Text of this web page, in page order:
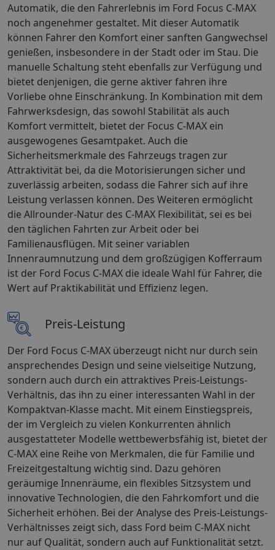
Automatik, die den Fahrerlebnis im Ford Focus C-MAX
noch angenehmer gestaltet. Mit dieser Automatik
können Fahrer den Komfort einer sanften Gangwechsel
genießen, insbesondere in der Stadt oder im Stau. Die
manuelle Schaltung steht ebenfalls zur Verfügung und
bietet denjenigen, die gerne aktiver fahren ihre
Vorliebe ohne Einschränkung. In Kombination mit dem
Fahrwerksdesign, das sowohl Stabilität als auch
Komfort vermittelt, bietet der Focus C-MAX ein
ausgewogenes Gesamtpaket. Auch die
Sicherheitsmerkmale des Fahrzeugs tragen zur
Attraktivität bei, da die Motorisierungen sicher und
zuverlässig arbeiten, sodass die Fahrer sich auf ihre
Leistung verlassen können. Des Weiteren ermöglicht
die Allrounder-Natur des C-MAX Flexibilität, sei es bei
den täglichen Fahrten zur Arbeit oder bei
Familienausflügen. Mit seiner variablen
Innenraumnutzung und dem großzügigen Kofferraum
ist der Ford Focus C-MAX die ideale Wahl für Fahrer, die
Wert auf Praktikabilität und Effizienz legen.
Preis-Leistung
Der Ford Focus C-MAX überzeugt nicht nur durch sein
ansprechendes Design und seine vielseitige Nutzung,
sondern auch durch ein attraktives Preis-Leistungs-
Verhältnis, das ihn zu einer interessanten Wahl in der
Kompaktvan-Klasse macht. Mit einem Einstiegspreis,
der im Vergleich zu vielen Konkurrenten ähnlich
ausgestatteter Modelle wettbewerbsfähig ist, bietet der
C-MAX eine Reihe von Merkmalen, die für Familie und
Freizeitgestaltung wichtig sind. Dazu gehören
geräumige Innenräume, ein flexibles Sitzsystem und
innovative Technologien, die den Fahrkomfort und die
Sicherheit erhöhen. Bei der Analyse des Preis-Leistungs-
Verhältnisses zeigt sich, dass Ford beim C-MAX nicht
nur auf Qualität, sondern auch auf Funktionalität setzt.